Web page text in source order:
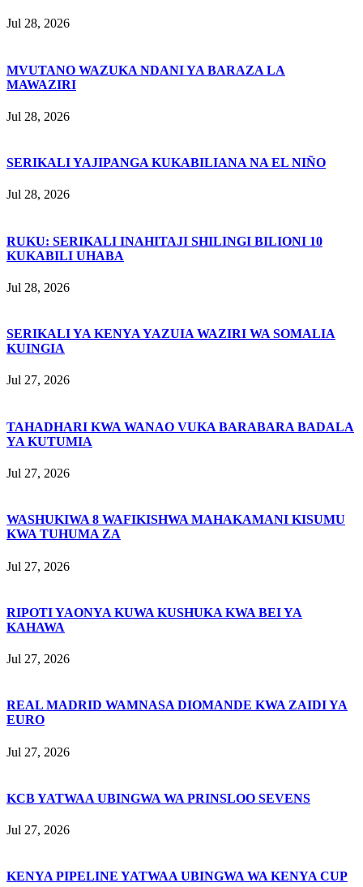
Jul 28, 2026
MVUTANO WAZUKA NDANI YA BARAZA LA
MAWAZIRI
Jul 28, 2026
SERIKALI YAJIPANGA KUKABILIANA NA EL NIÑO
Jul 28, 2026
RUKU: SERIKALI INAHITAJI SHILINGI BILIONI 10
KUKABILI UHABA
Jul 28, 2026
SERIKALI YA KENYA YAZUIA WAZIRI WA SOMALIA
KUINGIA
Jul 27, 2026
TAHADHARI KWA WANAO VUKA BARABARA BADALA
YA KUTUMIA
Jul 27, 2026
WASHUKIWA 8 WAFIKISHWA MAHAKAMANI KISUMU
KWA TUHUMA ZA
Jul 27, 2026
RIPOTI YAONYA KUWA KUSHUKA KWA BEI YA
KAHAWA
Jul 27, 2026
REAL MADRID WAMNASA DIOMANDE KWA ZAIDI YA
EURO
Jul 27, 2026
KCB YATWAA UBINGWA WA PRINSLOO SEVENS
Jul 27, 2026
KENYA PIPELINE YATWAA UBINGWA WA KENYA CUP